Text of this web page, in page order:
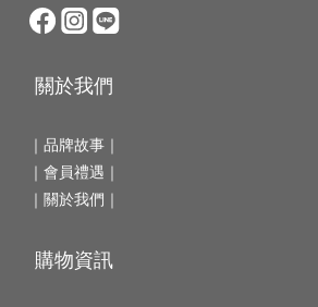
關於我們
｜ 品牌故事 ｜
｜會員禮遇｜
｜ 關於我們 ｜
購物資訊